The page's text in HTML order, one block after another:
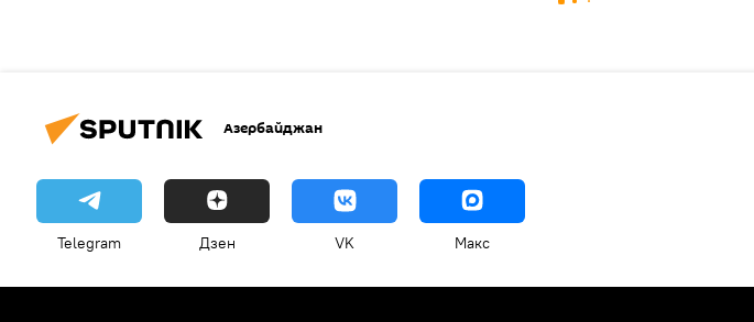
Азербайджан
Telegram Дзен VK Макс